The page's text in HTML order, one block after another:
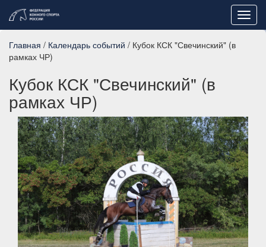
Главная / Календарь событий / Кубок КСК "Свечинский" (в
рамках ЧР)
Кубок КСК "Свечинский" (в
рамках ЧР)